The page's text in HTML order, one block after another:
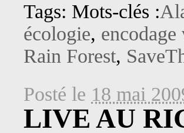
Tags: Mots-clés :
écologie, encodage
Rain Forest,
Posté le 18 mai
LIVE AU